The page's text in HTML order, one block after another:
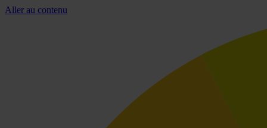
Aller au contenu